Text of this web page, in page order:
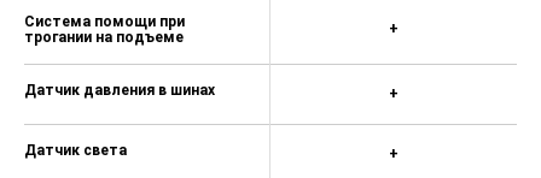
Система помощи при
трогании на подъеме
Датчик давления в шинах
Датчик света
+
+
+